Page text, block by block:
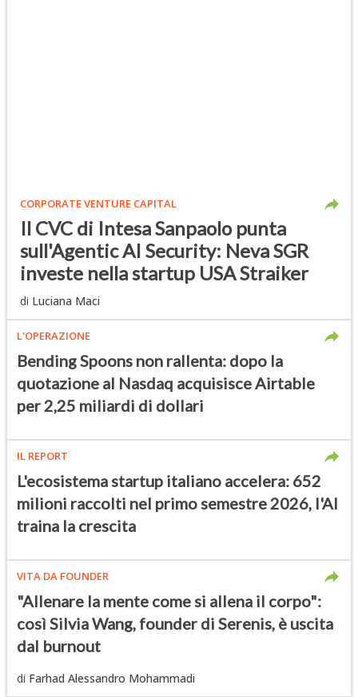
CORPORATE VENTURE CAPITAL
Il CVC di Intesa Sanpaolo punta
sull'Agentic AI Security: Neva SGR
investe nella startup USA Straiker
di Luciana Maci
L'OPERAZIONE
Bending Spoons non rallenta: dopo la
quotazione al Nasdaq acquisisce Airtable
per 2,25 miliardi di dollari
IL REPORT
L'ecosistema startup italiano accelera: 652
milioni raccolti nel primo semestre 2026, l'AI
traina la crescita
VITA DA FOUNDER
"Allenare la mente come si allena il corpo":
così Silvia Wang, founder di Serenis, è uscita
dal burnout
di Farhad Alessandro Mohammadi